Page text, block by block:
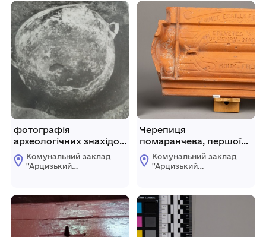
фотографія
археологічних знахідок
з кургану
Комунальний заклад
''Арцизький
Арцизької міської
ради
Черепиця
помаранчева, першої
половини ХХ ст
Комунальний заклад
''Арцизький
Арцизької міської
ради